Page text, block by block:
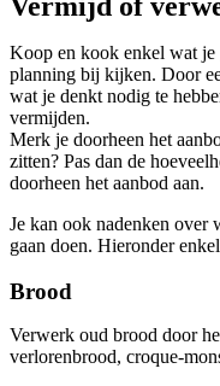
Koop en kook enkel wat je
planning bij kijken. Door
wat je denkt nodig te
vermijden.
Merk je doorheen het
zitten? Pas dan de
doorheen het aanbod aan.
Je kan ook nadenken over
gaan doen. Hieronder
Brood
Verwerk oud brood door
verlorenbrood, croque-